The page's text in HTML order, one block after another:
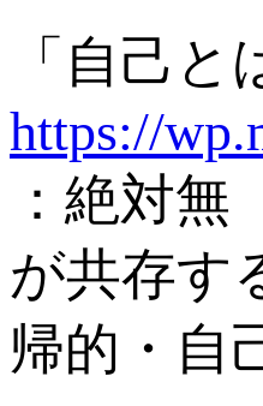
「自己
https://
：絶対
が共存す
帰的・自